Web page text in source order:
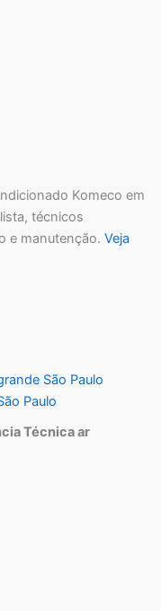
Komeco em
técnicos
e manutenção. Veja
São Paulo
Paulo
Técnica ar